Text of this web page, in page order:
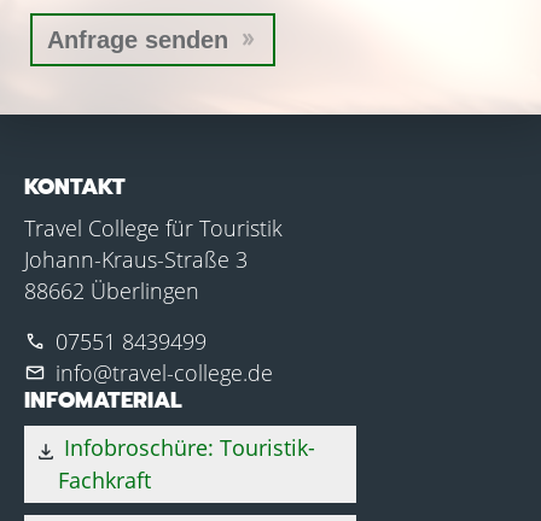
KONTAKT
Travel College für Touristik
Johann-Kraus-Straße 3
88662 Überlingen
phone 07551 8439499
mail info@travel-college.de
INFOMATERIAL
download Infobroschüre: Touristik-
Fachkraft